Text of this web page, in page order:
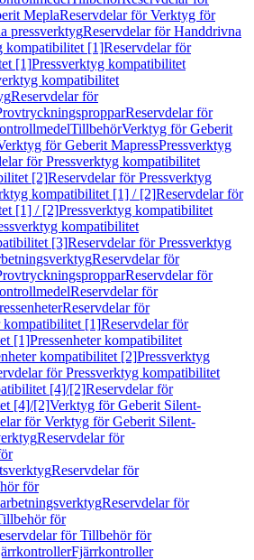
MeplaReservdelar för Verktyg för
pressverktygReservdelar för Handdrivna
kompatibilitet [1]Reservdelar för
[1]Pressverktyg kompatibilitet
kompatibilitet
Reservdelar för
Reservdelar för
TillbehörVerktyg för Geberit
för Geberit MapressPressverktyg
för Pressverktyg kompatibilitet
[2]Reservdelar för Pressverktyg
kompatibilitet [1] / [2]Reservdelar för
[1] / [2]Pressverktyg kompatibilitet
kompatibilitet
[3]Reservdelar för Pressverktyg
Reservdelar för
Reservdelar för
Reservdelar för
Reservdelar för
kompatibilitet [1]Reservdelar för
[1]Pressenheter kompatibilitet
kompatibilitet [2]Pressverktyg
för Pressverktyg kompatibilitet
[4]/[2]Reservdelar för
[4]/[2]Verktyg för Geberit Silent-
för Verktyg för Geberit Silent-
Reservdelar för
Reservdelar för
för
Reservdelar för
för
för Tillbehör för
Fjärrkontroller